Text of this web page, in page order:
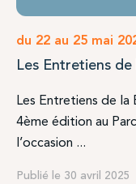
du 22 au 25 mai
Les Entretiens
Les Entretiens de la
4ème édition au
l’occasion ...
Publié le 30 avril 2025